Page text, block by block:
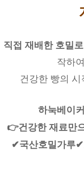
직접 재배한 호밀
작하
건강한 빵의
하눅베이
👉건강한 재료만
✔국산호밀가루